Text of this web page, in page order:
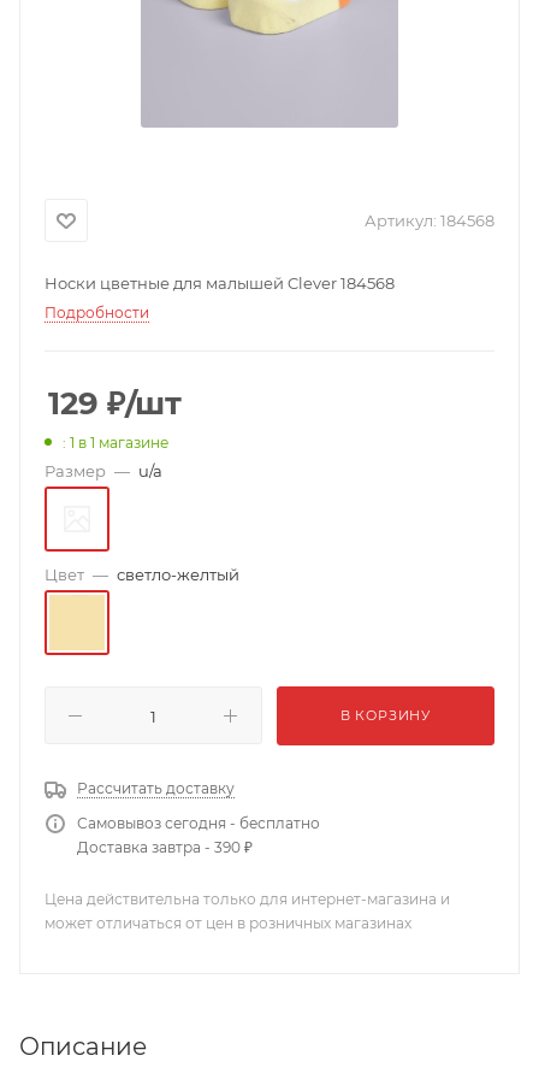
Артикул: 184568
Носки цветные для малышей Clever 184568
Подробности
129 ₽/шт
: 1 в 1 магазине
Размер — u/a
Цвет — светло-желтый
В КОРЗИНУ
Рассчитать доставку
Самовывоз сегодня - бесплатно
Доставка завтра - 390 ₽
Цена действительна только для интернет-магазина и
может отличаться от цен в розничных магазинах
Описание